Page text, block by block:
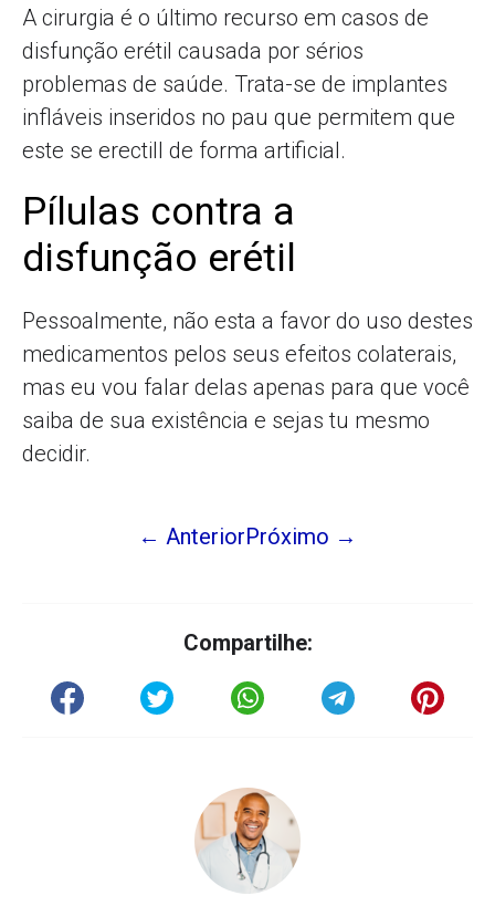
A cirurgia é o último recurso em casos de
disfunção erétil causada por sérios
problemas de saúde. Trata-se de implantes
infláveis inseridos no pau que permitem que
este se erectill de forma artificial.
Pílulas contra a
disfunção erétil
Pessoalmente, não esta a favor do uso destes
medicamentos pelos seus efeitos colaterais,
mas eu vou falar delas apenas para que você
saiba de sua existência e sejas tu mesmo
decidir.
← AnteriorPróximo →
Compartilhe: